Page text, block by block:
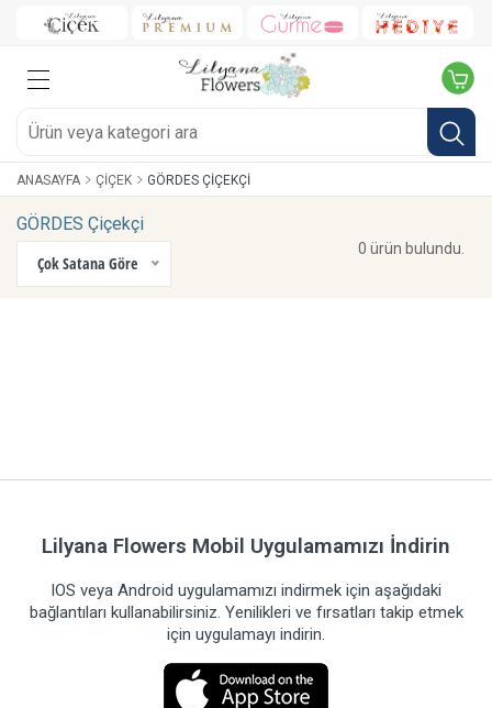
ANASAYFA ÇIÇEK GÖRDES ÇIÇEKÇI
GÖRDES Çiçekçi
Çok Satana Göre
0 ürün bulundu.
Lilyana Flowers Mobil Uygulamamızı İndirin
IOS veya Android uygulamamızı indirmek için aşağıdaki
bağlantıları kullanabilirsiniz. Yenilikleri ve fırsatları takip etmek
için uygulamayı indirin.